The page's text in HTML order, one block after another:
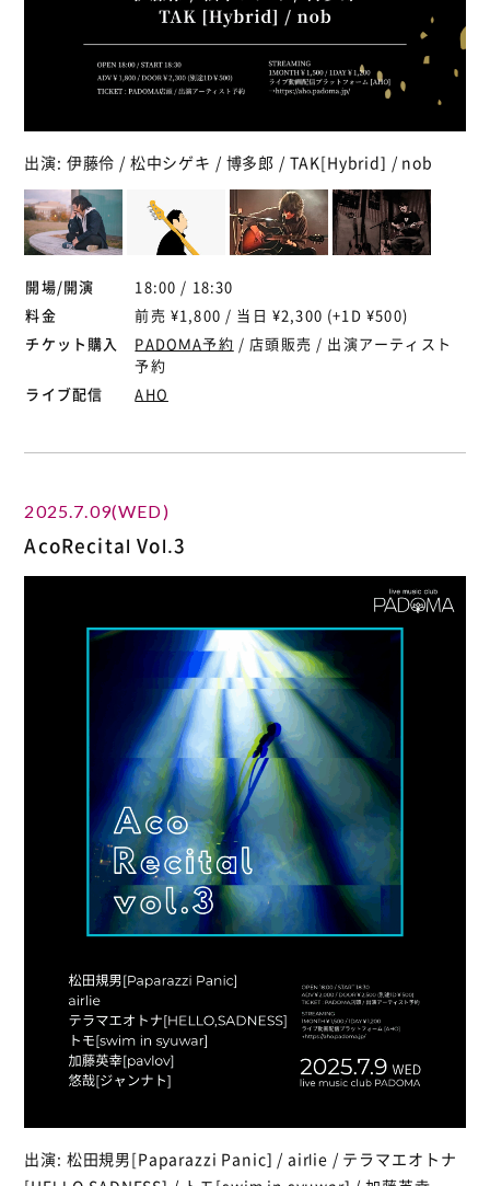
出演: 伊藤伶 / 松中シゲキ / 博多郎 / TAK[Hybrid] / nob
開場/開演
18:00 / 18:30
料金
前売 ¥1,800 / 当日 ¥2,300 (+1D ¥500)
チケット購入
PADOMA予約 / 店頭販売 / 出演アーティスト
予約
ライブ配信
AHO
2025.7.09(WED)
AcoRecital Vol.3
出演: 松田規男[Paparazzi Panic] / airlie / テラマエオトナ